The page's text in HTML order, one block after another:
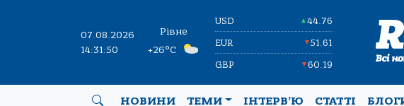
07.08.2026
14:31:51
Рівне
+26°C
USD ▲44.76
EUR ▼51.61
GBP ▼60.19
НОВИНИ ТЕМИ ІНТЕРВ’Ю СТАТТІ